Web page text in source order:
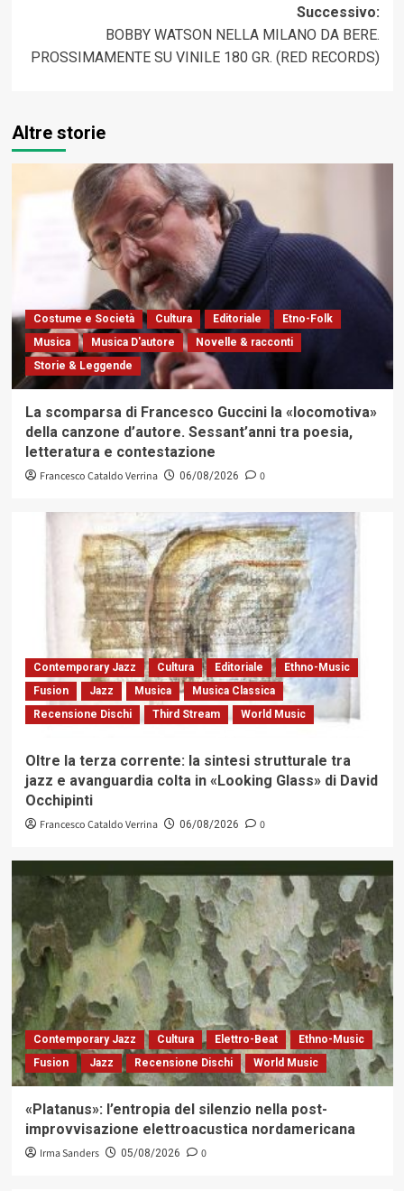
Successivo:
BOBBY WATSON NELLA MILANO DA BERE.
PROSSIMAMENTE SU VINILE 180 GR. (RED RECORDS)
Altre storie
Costume e Società Cultura Editoriale
Etno-Folk
Musica
Musica D'autore
Novelle & racconti
Storie & Leggende
La scomparsa di Francesco Guccini la «locomotiva»
della canzone d’autore. Sessant’anni tra poesia,
letteratura e contestazione
Francesco Cataldo Verrina 06/08/2026 0
Contemporary Jazz Cultura Editoriale
Ethno-Music
Fusion
Jazz Musica
Musica Classica
Recensione Dischi
Third Stream World Music
Oltre la terza corrente: la sintesi strutturale tra
jazz e avanguardia colta in «Looking Glass» di David
Occhipinti
Francesco Cataldo Verrina 06/08/2026 0
Contemporary Jazz Cultura Elettro-Beat
Ethno-Music
Fusion
Jazz Recensione Dischi World Music
«Platanus»: l’entropia del silenzio nella post-
improvvisazione elettroacustica nordamericana
Irma Sanders 05/08/2026 0